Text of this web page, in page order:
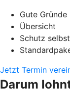
Gute Gründe
Übersicht
Schutz
Jetzt Termin
Darum